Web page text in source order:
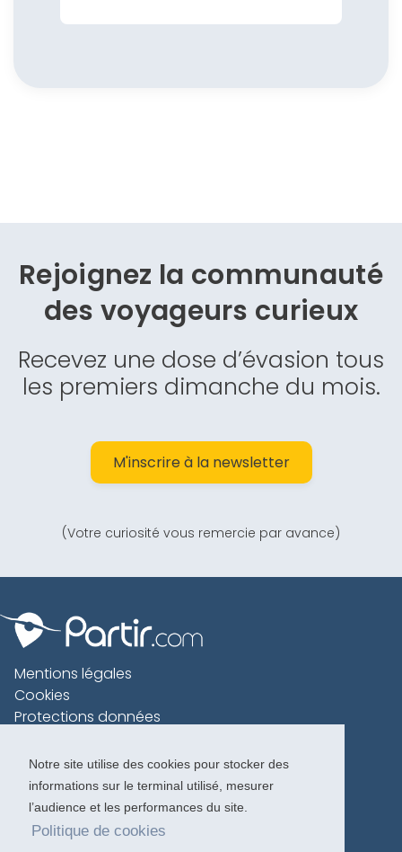
Notre site utilise des cookies pour stocker des
informations sur le terminal utilisé, mesurer
l’audience et les performances du site.
Politique de cookies
Rejoignez la communauté
desvoyageurs curieux
Recevez une dose d’évasion tous
les premiers dimanche du mois.
M'inscrire à la newsletter
(Votre curiosité vous remercie par avance)
Mentions légales
Cookies
Protections données
Charte voyageur
Copyright 1996-2026